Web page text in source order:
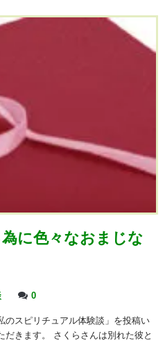
に色々なおまじな
0
のスピリチュアル体験談」を投稿い
だきます。 さくらさんは別れた彼と